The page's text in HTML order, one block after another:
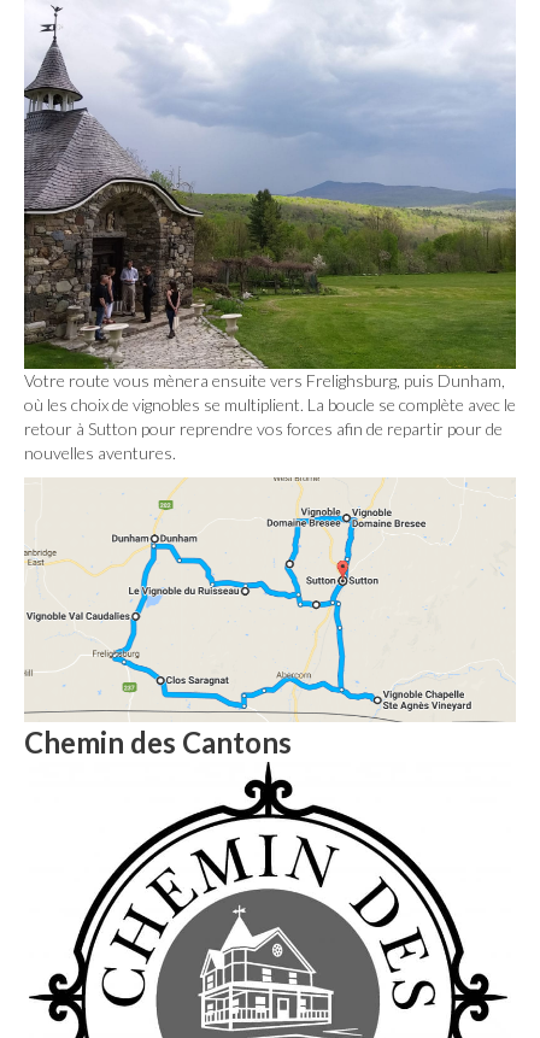
Votre route vous mènera ensuite vers Frelighsburg, puis Dunham,
où les choix de vignobles se multiplient. La boucle se complète avec le
retour à Sutton pour reprendre vos forces afin de repartir pour de
nouvelles aventures.
Chemin des Cantons